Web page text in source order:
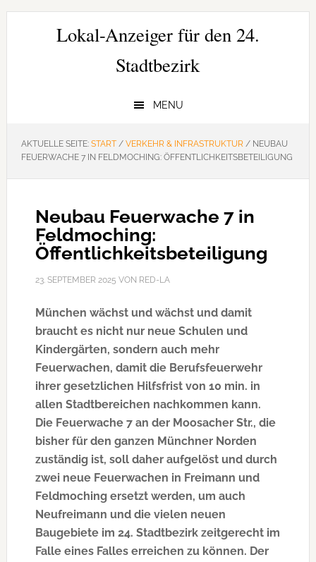
Zur
Hauptnavigation
Zum
Zur
SeitenspalteLokal-Anzeiger für den 24.
Stadtbezirk
MENU
AKTUELLE SEITE: START / VERKEHR & INFRASTRUKTUR /NEUBAU
FEUERWACHE 7 IN FELDMOCHING: ÖFFENTLICHKEITSBETEILIGUNG
Neubau Feuerwache 7 in
Feldmoching:
Öffentlichkeitsbeteiligung
23. SEPTEMBER 2025 VON RED-LA
München wächst und wächst und damit
braucht es nicht nur neue Schulen und
Kindergärten, sondern auch mehr
Feuerwachen, damit die Berufsfeuerwehr
ihrer gesetzlichen Hilfsfrist von 10 min. in
allen Stadtbereichen nachkommen kann.
Die Feuerwache 7 an der Moosacher Str., die
bisher für den ganzen Münchner Norden
zuständig ist, soll daher aufgelöst und durch
zwei neue Feuerwachen in Freimann und
Feldmoching ersetzt werden, um auch
Neufreimann und die vielen neuen
Baugebiete im 24. Stadtbezirk zeitgerecht im
Falle eines Falles erreichen zu können. Der